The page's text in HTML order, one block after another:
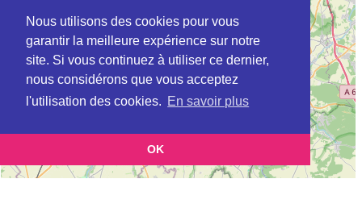
Nous utilisons des cookies pour vous
garantir la meilleure expérience sur notre
site. Si vous continuez à utiliser ce dernier,
nous considérons que vous acceptez
l'utilisation des cookies. En savoir plus
OK